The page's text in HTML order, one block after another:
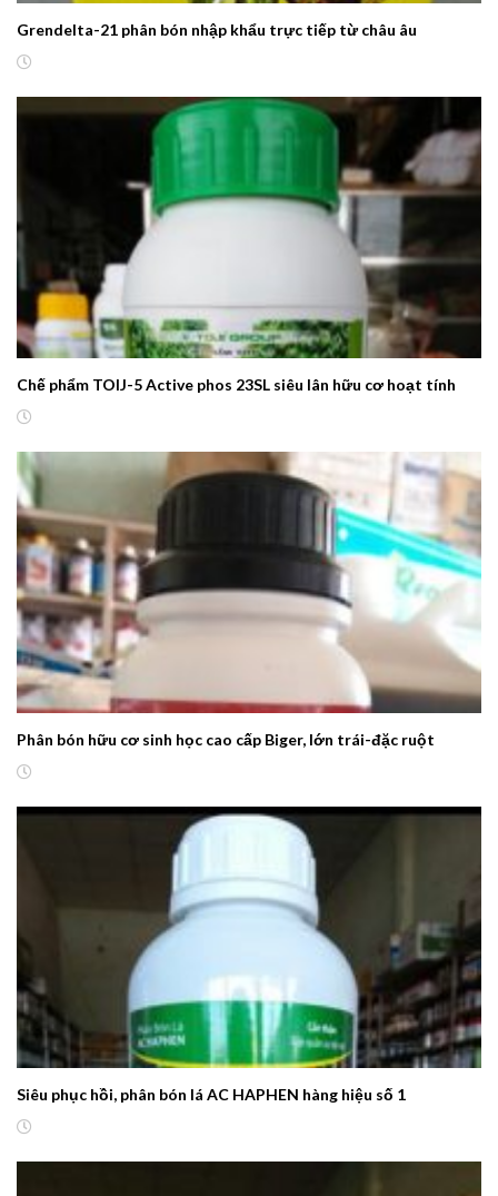
Grendelta-21 phân bón nhập khẩu trực tiếp từ châu âu
Chế phẩm TOIJ-5 Active phos 23SL siêu lân hữu cơ hoạt tính
Phân bón hữu cơ sinh học cao cấp Biger, lớn trái-đặc ruột
Siêu phục hồi, phân bón lá AC HAPHEN hàng hiệu số 1